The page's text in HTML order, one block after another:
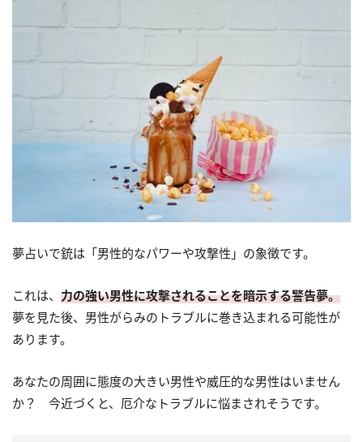
夢占いで銃は「男性的なパワーや攻撃性」の象徴です。
これは、 力の強い男性に攻撃されることを暗示する警告夢。
夢を見た後、男性がらみのトラブルに巻き込まれる可能性が
あります。
あなたの周囲に態度の大きい男性や威圧的な男性はいません
か？ 今近づくと、厄介なトラブルに悩まされそうです。